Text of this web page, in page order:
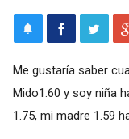
Me gustaría saber
Mido1.60 y soy niña
1.75, mi madre 1.59